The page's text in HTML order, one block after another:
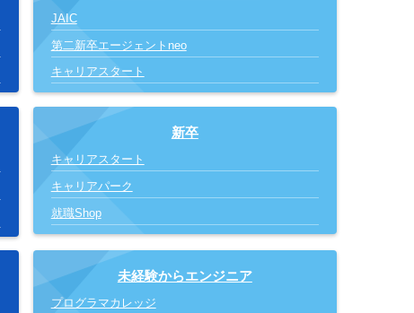
JAIC
第二新卒エージェントneo
キャリアスタート
新卒
キャリアスタート
キャリアパーク
就職Shop
未経験からエンジニア
プログラマカレッジ